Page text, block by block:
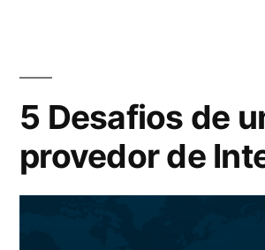
5 Desafios de
provedor de